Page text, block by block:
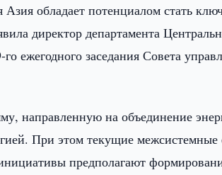
Азия обладает потенциалом стать
директор департамента
го ежегодного заседания Совета
направленную на объединение
При этом текущие межсистемные
предполагают